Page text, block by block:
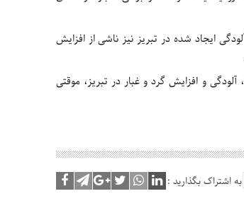
آب و هوا، ۸۴ و سالم است، آلودگی ایجاد شده در تبریز نیز ناشی از افزایش
و افزایش گرد و غبار در تبریز، موقتی
به اشتراک بگذارید :